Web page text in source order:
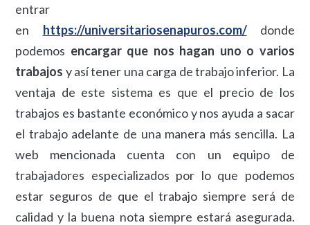
entrar
en https://universitariosenapuros.com/donde
podemos encargar que nos hagan uno o varios
trabajos y así tener una carga de trabajo inferior. La
ventaja de este sistema es que el precio de los
trabajos es bastante económico y nos ayuda a sacar
el trabajo adelante de una manera más sencilla. La
web mencionada cuenta con un equipo de
trabajadores especializados por lo que podemos
estar seguros de que el trabajo siempre será de
calidad y la buena nota siempre estará asegurada.